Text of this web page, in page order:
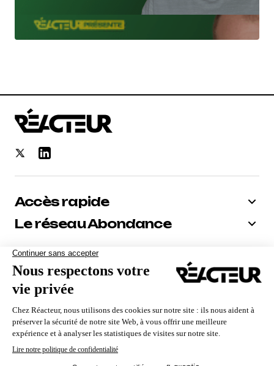
Accès rapide
Le réseau Abondance
Bénéficiez de -10% sur tous nos
abonnements
Recevoir le code
Nous utilisons des cookies pour vous garantir la meilleure
expérience sur notre site. Si vous continuez à utiliser ce
dernier, nous considérerons que vous acceptez l'utilisation des